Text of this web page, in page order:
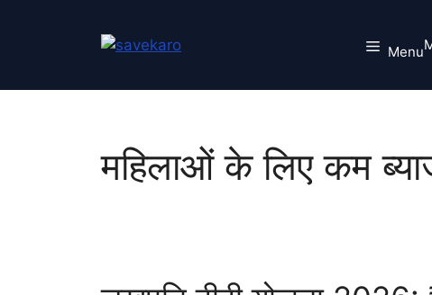
Menu
महिलाओं के लिए कम